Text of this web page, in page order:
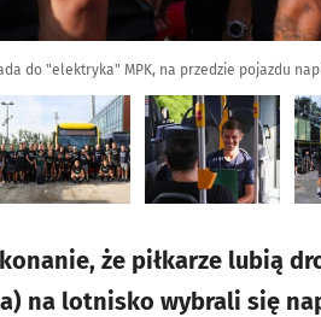
do "elektryka" MPK, na przedzie pojazdu
że piłkarze lubią
na lotnisko wybrali się